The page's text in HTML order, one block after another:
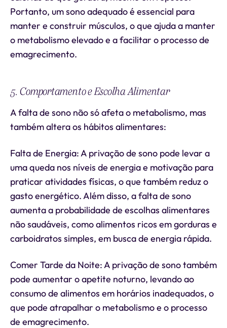
Portanto, um sono adequado é essencial para
manter e construir músculos, o que ajuda a manter
o metabolismo elevado e a facilitar o processo de
emagrecimento.
5. Comportamento e Escolha Alimentar
A falta de sono não só afeta o metabolismo, mas
também altera os hábitos alimentares:
Falta de Energia: A privação de sono pode levar a
uma queda nos níveis de energia e motivação para
praticar atividades físicas, o que também reduz o
gasto energético. Além disso, a falta de sono
aumenta a probabilidade de escolhas alimentares
não saudáveis, como alimentos ricos em gorduras e
carboidratos simples, em busca de energia rápida.
Comer Tarde da Noite: A privação de sono também
pode aumentar o apetite noturno, levando ao
consumo de alimentos em horários inadequados, o
que pode atrapalhar o metabolismo e o processo
de emagrecimento.